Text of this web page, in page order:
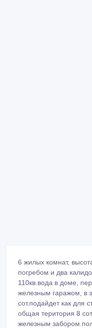
6 жилых комнат,
погребом и два
110кв.вода в доме,
железным гаражом, в
сот.подайдет как для
общая територия 8
железным